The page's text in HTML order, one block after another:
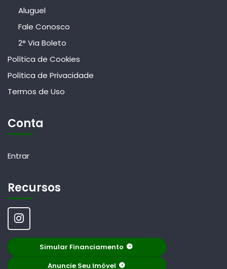
Aluguel
Fale Conosco
2° Via Boleto
Política de Cookies
Política de Privacidade
Termos de Uso
Conta
Entrar
Recursos
Simular Financiamento
Anuncie Seu Imóvel